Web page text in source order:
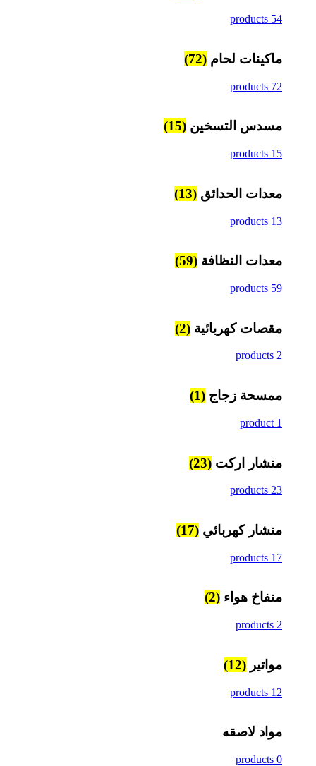
54 products
ماكينات لحام (72)
72 products
مسدس التسخين (15)
15 products
معدات الحدائق (13)
13 products
معدات النظافة (59)
59 products
مقصات كهربائية (2)
2 products
ممسحة زجاج (1)
1 product
منشار اركت (23)
23 products
منشار كهربائي (17)
17 products
منفاخ هواء (2)
2 products
مواتير (12)
12 products
مواد لاصقه
0 products